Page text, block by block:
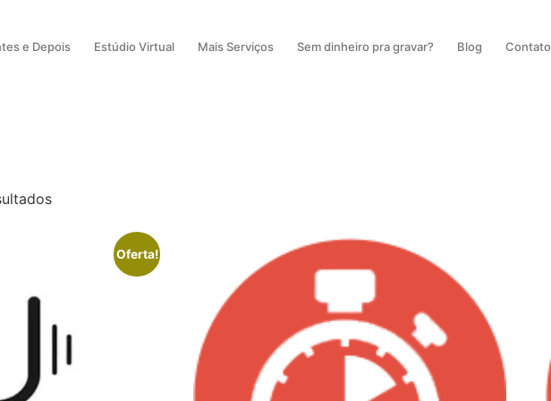
e Depois Estúdio Virtual Mais Serviços Sem dinheiro pra gravar? Blog Contato
Oferta!